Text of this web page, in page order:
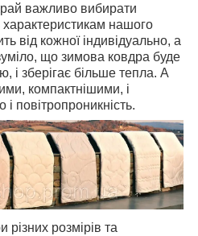
важливо вибирати
нашого
від кожної індивідуально, а
що зимова ковдра буде
і зберігає більше тепла. А
компактнішими, і
повітропроникність.
розмірів та